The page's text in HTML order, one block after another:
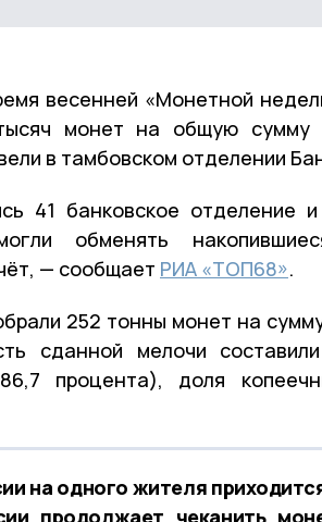
весенней «Монетной
монет на общую сумму
в тамбовском отделении
41 банковское отделение
обменять
— сообщает РИА «ТОП68».
252 тонны монет на
сданной мелочи
процента), доля
на одного жителя
продолжает чеканить